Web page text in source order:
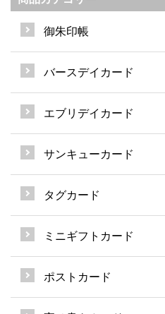
御朱印帳
バースデイカード
エブリデイカード
サンキューカード
タグカード
ミニギフトカード
ポストカード